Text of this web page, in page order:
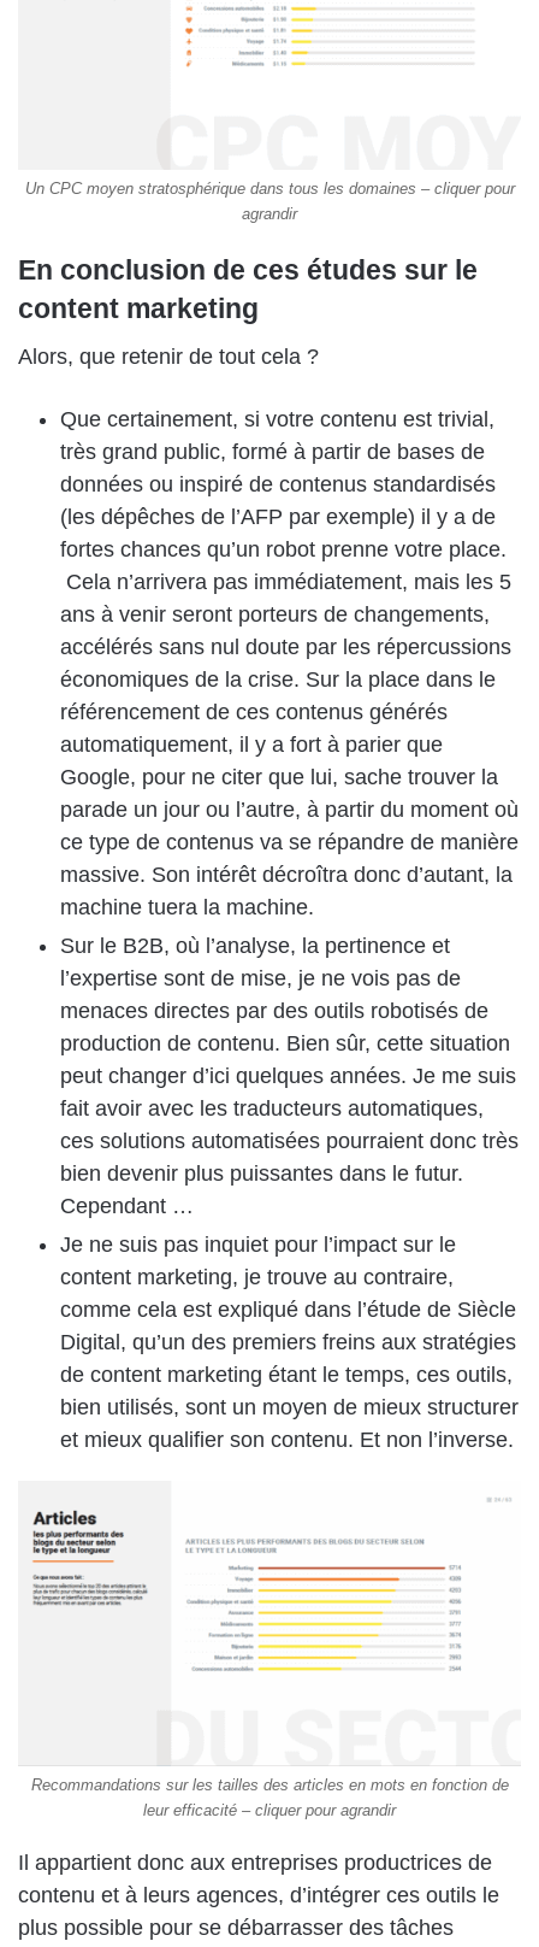
Un CPC moyen stratosphérique dans tous les domaines – cliquer pour
agrandir
En conclusion de ces études sur le
content marketing
Alors, que retenir de tout cela ?
Que certainement, si votre contenu est trivial,
très grand public, formé à partir de bases de
données ou inspiré de contenus standardisés
(les dépêches de l’AFP par exemple) il y a de
fortes chances qu’un robot prenne votre place.
Cela n’arrivera pas immédiatement, mais les 5
ans à venir seront porteurs de changements,
accélérés sans nul doute par les répercussions
économiques de la crise. Sur la place dans le
référencement de ces contenus générés
automatiquement, il y a fort à parier que
Google, pour ne citer que lui, sache trouver la
parade un jour ou l’autre, à partir du moment où
ce type de contenus va se répandre de manière
massive. Son intérêt décroîtra donc d’autant, la
machine tuera la machine.
Sur le B2B, où l’analyse, la pertinence et
l’expertise sont de mise, je ne vois pas de
menaces directes par des outils robotisés de
production de contenu. Bien sûr, cette situation
peut changer d’ici quelques années. Je me suis
fait avoir avec les traducteurs automatiques,
ces solutions automatisées pourraient donc très
bien devenir plus puissantes dans le futur.
Cependant …
Je ne suis pas inquiet pour l’impact sur le
content marketing, je trouve au contraire,
comme cela est expliqué dans l’étude de Siècle
Digital, qu’un des premiers freins aux stratégies
de content marketing étant le temps, ces outils,
bien utilisés, sont un moyen de mieux structurer
et mieux qualifier son contenu. Et non l’inverse.
Recommandations sur les tailles des articles en mots en fonction de
leur efficacité – cliquer pour agrandir
Il appartient donc aux entreprises productrices de
contenu et à leurs agences, d’intégrer ces outils le
plus possible pour se débarrasser des tâches